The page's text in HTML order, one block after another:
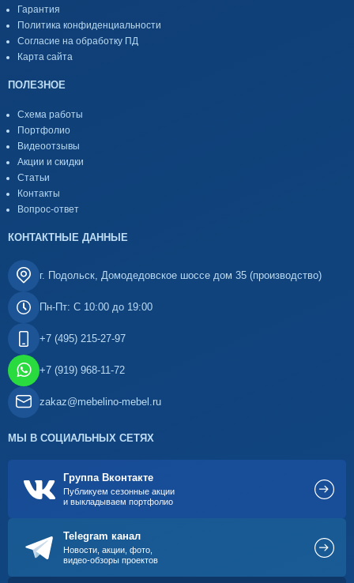
Гарантия
Политика конфиденциальности
Согласие на обработку ПД
Карта сайта
ПОЛЕЗНОЕ
Схема работы
Портфолио
Видеоотзывы
Акции и скидки
Статьи
Контакты
Вопрос-ответ
КОНТАКТНЫЕ ДАННЫЕ
г. Подольск, Домодедовское шоссе дом 35 (производство)
Пн-Пт: С 10:00 до 19:00
+7 (495) 215-27-97
+7 (919) 968-11-72
zakaz@mebelino-mebel.ru
МЫ В СОЦИАЛЬНЫХ СЕТЯХ
Группа Вконтакте
Публикуем сезонные акции
и выкладываем портфолио
Telegram канал
Новости, акции, фото,
видео-обзоры проектов